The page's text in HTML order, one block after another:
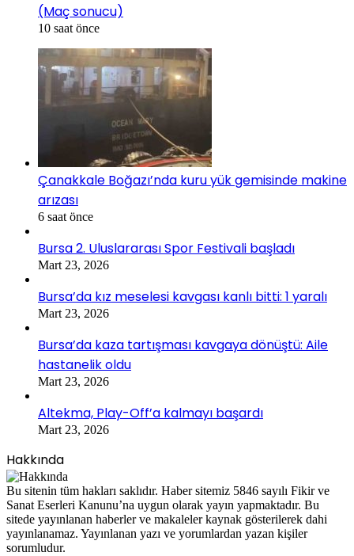
(Maç sonucu)
10 saat önce
Çanakkale Boğazı’nda kuru yük gemisinde makine
arızası
6 saat önce
Bursa 2. Uluslararası Spor Festivali başladı
Mart 23, 2026
Bursa’da kız meselesi kavgası kanlı bitti: 1 yaralı
Mart 23, 2026
Bursa’da kaza tartışması kavgaya dönüştü: Aile
hastanelik oldu
Mart 23, 2026
Altekma, Play-Off’a kalmayı başardı
Mart 23, 2026
Hakkında
Bu sitenin tüm hakları saklıdır. Haber sitemiz 5846 sayılı Fikir ve
Sanat Eserleri Kanunu’na uygun olarak yayın yapmaktadır. Bu
sitede yayınlanan haberler ve makaleler kaynak gösterilerek dahi
yayınlanamaz. Yayınlanan yazı ve yorumlardan yazan kişiler
sorumludur.